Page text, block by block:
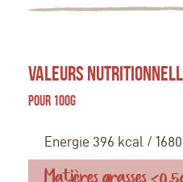
VALEURS
Pour 100g
Energie 396 kcal /